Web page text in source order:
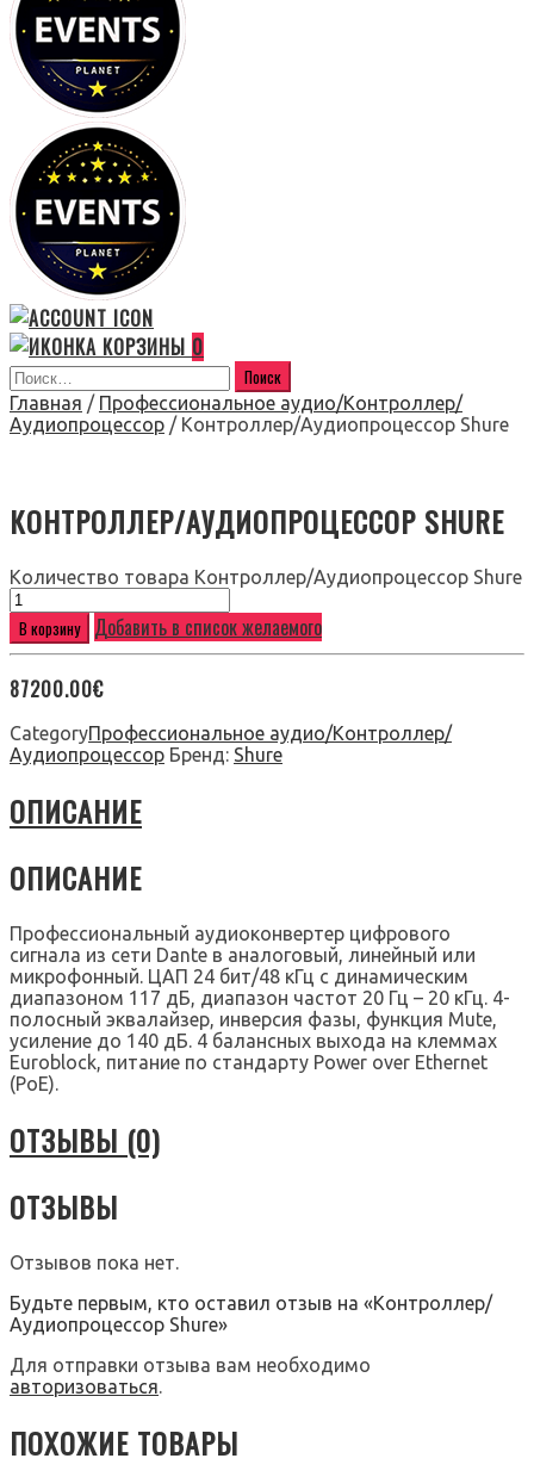
0
Главная / Профессиональное аудио/Контроллер/
Аудиопроцессор / Контроллер/Аудиопроцессор Shure
КОНТРОЛЛЕР/АУДИОПРОЦЕССОР SHURE
Количество товара Контроллер/Аудиопроцессор Shure
В корзину Добавить в список желаемого
87200.00€
CategoryПрофессиональное аудио/Контроллер/
Аудиопроцессор Бренд: Shure
ОПИСАНИЕ
ОПИСАНИЕ
Профессиональный аудиоконвертер цифрового
сигнала из сети Dante в аналоговый, линейный или
микрофонный. ЦАП 24 бит/48 кГц с динамическим
диапазоном 117 дБ, диапазон частот 20 Гц – 20 кГц. 4-
полосный эквалайзер, инверсия фазы, функция Mute,
усиление до 140 дБ. 4 балансных выхода на клеммах
Euroblock, питание по стандарту Power over Ethernet
(PoE).
ОТЗЫВЫ (0)
ОТЗЫВЫ
Отзывов пока нет.
Будьте первым, кто оставил отзыв на «Контроллер/
Аудиопроцессор Shure»
Для отправки отзыва вам необходимо
авторизоваться.
ПОХОЖИЕ ТОВАРЫ